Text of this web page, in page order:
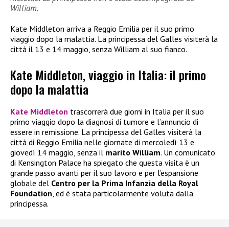
William.
Kate Middleton arriva a Reggio Emilia per il suo primo
viaggio dopo la malattia. La principessa del Galles visiterà la
città il 13 e 14 maggio, senza William al suo fianco.
Kate Middleton, viaggio in Italia: il primo
dopo la malattia
Kate Middleton trascorrerà due giorni in Italia per il suo
primo viaggio dopo la diagnosi di tumore e l’annuncio di
essere in remissione. La principessa del Galles visiterà la
città di Reggio Emilia nelle giornate di mercoledì 13 e
giovedì 14 maggio, senza il marito William. Un comunicato
di Kensington Palace ha spiegato che questa visita è un
grande passo avanti per il suo lavoro e per l’espansione
globale del Centro per la Prima Infanzia della Royal
Foundation, ed è stata particolarmente voluta dalla
principessa.